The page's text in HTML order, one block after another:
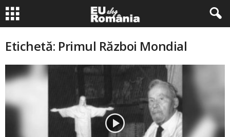
Etichetă: Primul Război Mondial